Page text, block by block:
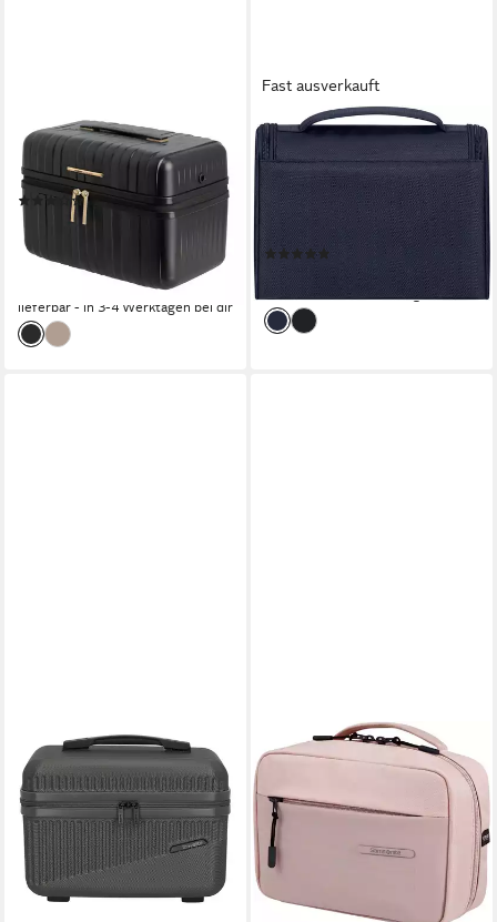
TRAVELITE
Beautycase BARBARA
NOVELTY Kosmetikkoffer
(1)
89,96 € UVP
-31%
lieferbar - in 3-4 Werktagen bei dir
Fast ausverkauft
SAMSONITE
Kulturbeutel VAYCAY,
Kosmetiktasche
Reisekosmetiktasche Beauty-
Bag mit Tragegriff
(5)
64,95 €
lieferbar - in 1-2 Werktagen bei dir